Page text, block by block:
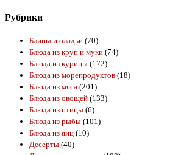
Рубрики
Блины и оладьи (70)
Блюда из круп и муки (74)
Блюда из курицы (172)
Блюда из морепродуктов (18)
Блюда из мяса (201)
Блюда из овощей (133)
Блюда из птицы (6)
Блюда из рыбы (101)
Блюда из яиц (10)
Десерты (40)